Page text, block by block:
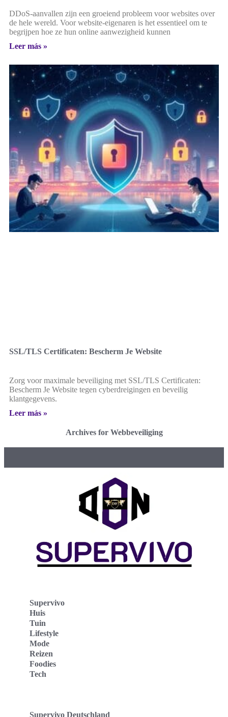
DDoS-aanvallen zijn een groeiend probleem voor websites over
de hele wereld. Voor website-eigenaren is het essentieel om te
begrijpen hoe ze hun online aanwezigheid kunnen
Leer más »
SSL/TLS Certificaten: Bescherm Je Website
Zorg voor maximale beveiliging met SSL/TLS Certificaten:
Bescherm Je Website tegen cyberdreigingen en beveilig
klantgegevens.
Leer más »
Archives for Webbeveiliging
Supervivo
Huis
Tuin
Lifestyle
Mode
Reizen
Foodies
Tech
Supervivo Deutschland